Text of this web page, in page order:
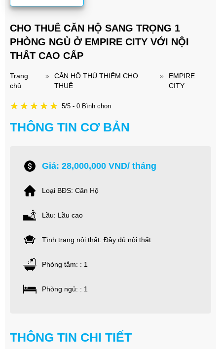
CHO THUÊ CĂN HỘ SANG TRỌNG 1
PHÒNG NGỦ Ở EMPIRE CITY VỚI NỘI
THẤT CAO CẤP
Trang
chủ
»
CĂN HỘ THỦ THIÊM CHO
THUÊ
»
EMPIRE
CITY
5/5 - 0 Bình chọn
THÔNG TIN CƠ BẢN
Giá: 28,000,000 VND/ tháng
Loại BĐS: Căn Hộ
Lầu: Lầu cao
Tình trạng nội thất: Đầy đủ nội thất
Phòng tắm: : 1
Phòng ngủ: : 1
THÔNG TIN CHI TIẾT